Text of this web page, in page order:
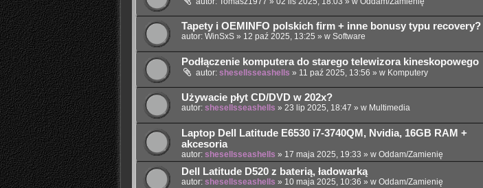
Tapety i OEMINFO polskich firm + inne bonusy typu recovery?
autor: WinSxS » 12 paź 2025, 13:25 » w Software
Podłączenie komputera do starego telewizora kineskopowego
autor: shesellsseashells » 11 paź 2025, 13:56 » w Komputery
Używacie płyt CD/DVD w 202x?
autor: shesellsseashells » 23 lip 2025, 18:47 » w Multimedia
Laptop Dell Latitude E6530 i7-3740QM, Nvidia, 16GB RAM +
akcesoria
autor: shesellsseashells » 17 maja 2025, 19:33 » w Oddam/Zamienię
Dell Latitude D520 z baterią, ładowarką
autor: shesellsseashells » 10 maja 2025, 10:36 » w Oddam/Zamienię